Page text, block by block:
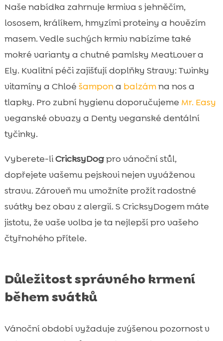
Naše nabídka zahrnuje krmiva s jehněčím,
lososem, králíkem, hmyzími proteiny a hovězím
masem. Vedle suchých krmiv nabízíme také
mokré varianty a chutné pamlsky MeatLover a
Ely. Kvalitní péči zajišťují doplňky Stravy: Twinky
vitamíny a Chloé šampona balzámna nos a
tlapky. Pro zubní hygienu doporučujeme Mr. Easy
veganské obvazy a Denty veganské dentální
tyčinky.
Vyberete-liCricksyDogpro vánoční stůl,
dopřejete vašemu pejskovi nejen vyváženou
stravu. Zároveň mu umožníte prožít radostné
svátky bez obav z alergií. S CricksyDogem máte
jistotu, že vaše volba je ta nejlepší pro vašeho
čtyřnohého přítele.
Důležitost správného krmení
během svátků
Vánoční období vyžaduje zvýšenou pozornost v